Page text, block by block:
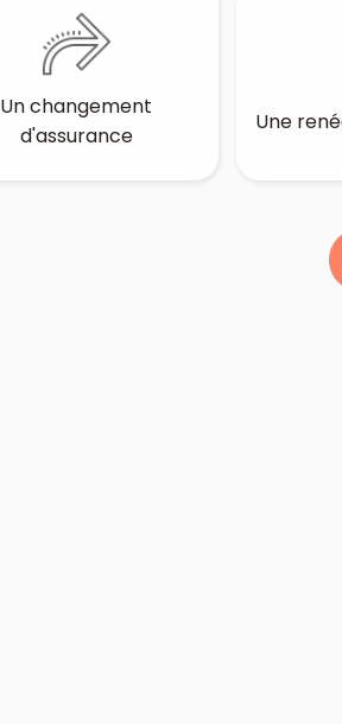
Un changement
d'assurance
Une